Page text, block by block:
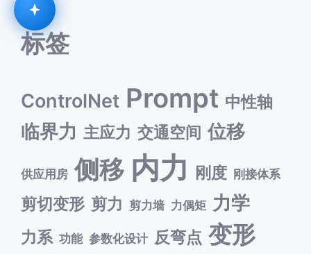
标签
ControlNet Prompt 中性轴
临界力 主应力 交通空间 位移
供应用房 侧移 内力 刚度 刚接体系
剪切变形 剪力 剪力墙 力偶矩 力学
力系 功能 参数化设计 反弯点 变形